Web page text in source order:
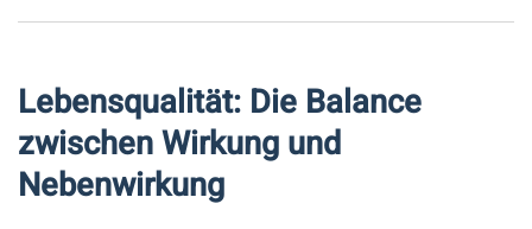
Lebensqualität: Die Balance
zwischen Wirkung und
Nebenwirkung